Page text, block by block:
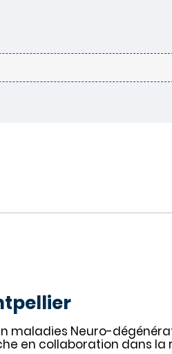
maladies Neuro-
en collaboration dans la